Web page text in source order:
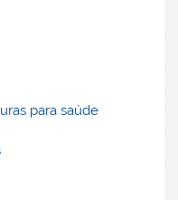
para saúde